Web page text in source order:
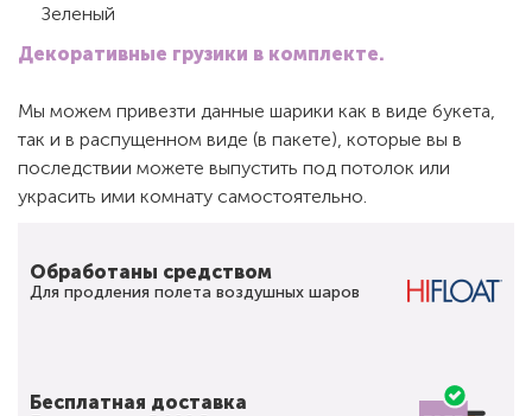
Зеленый
Декоративные грузики в комплекте.
Мы можем привезти данные шарики как в виде букета,
так и в распущенном виде (в пакете), которые вы в
последствии можете выпустить под потолок или
украсить ими комнату самостоятельно.
Обработаны средством
Для продления полета воздушных шаров
Бесплатная доставка